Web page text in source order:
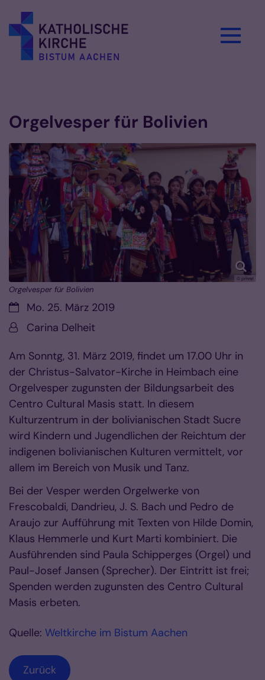
Orgelvesper für Bolivien
© privat
Orgelvesper für Bolivien
Datum:Mo. 25. März 2019
Von:Carina Delheit
Am Sonntg, 31. März 2019, findet um 17.00 Uhr in
der Christus-Salvator-Kirche in Heimbach eine
Orgelvesper zugunsten der Bildungsarbeit des
Centro Cultural Masis statt. In diesem
Kulturzentrum in der bolivianischen Stadt Sucre
wird Kindern und Jugendlichen der Reichtum der
indigenen bolivianischen Kulturen vermittelt, vor
allem im Bereich von Musik und Tanz.
Bei der Vesper werden Orgelwerke von
Frescobaldi, Dandrieu, J. S. Bach und Pedro de
Araujo zur Aufführung mit Texten von Hilde Domin,
Klaus Hemmerle und Kurt Marti kombiniert. Die
Ausführenden sind Paula Schipperges (Orgel) und
Paul-Josef Jansen (Sprecher). Der Eintritt ist frei;
Spenden werden zugunsten des Centro Cultural
Masis erbeten.
Quelle: Weltkirche im Bistum Aachen
Zurück